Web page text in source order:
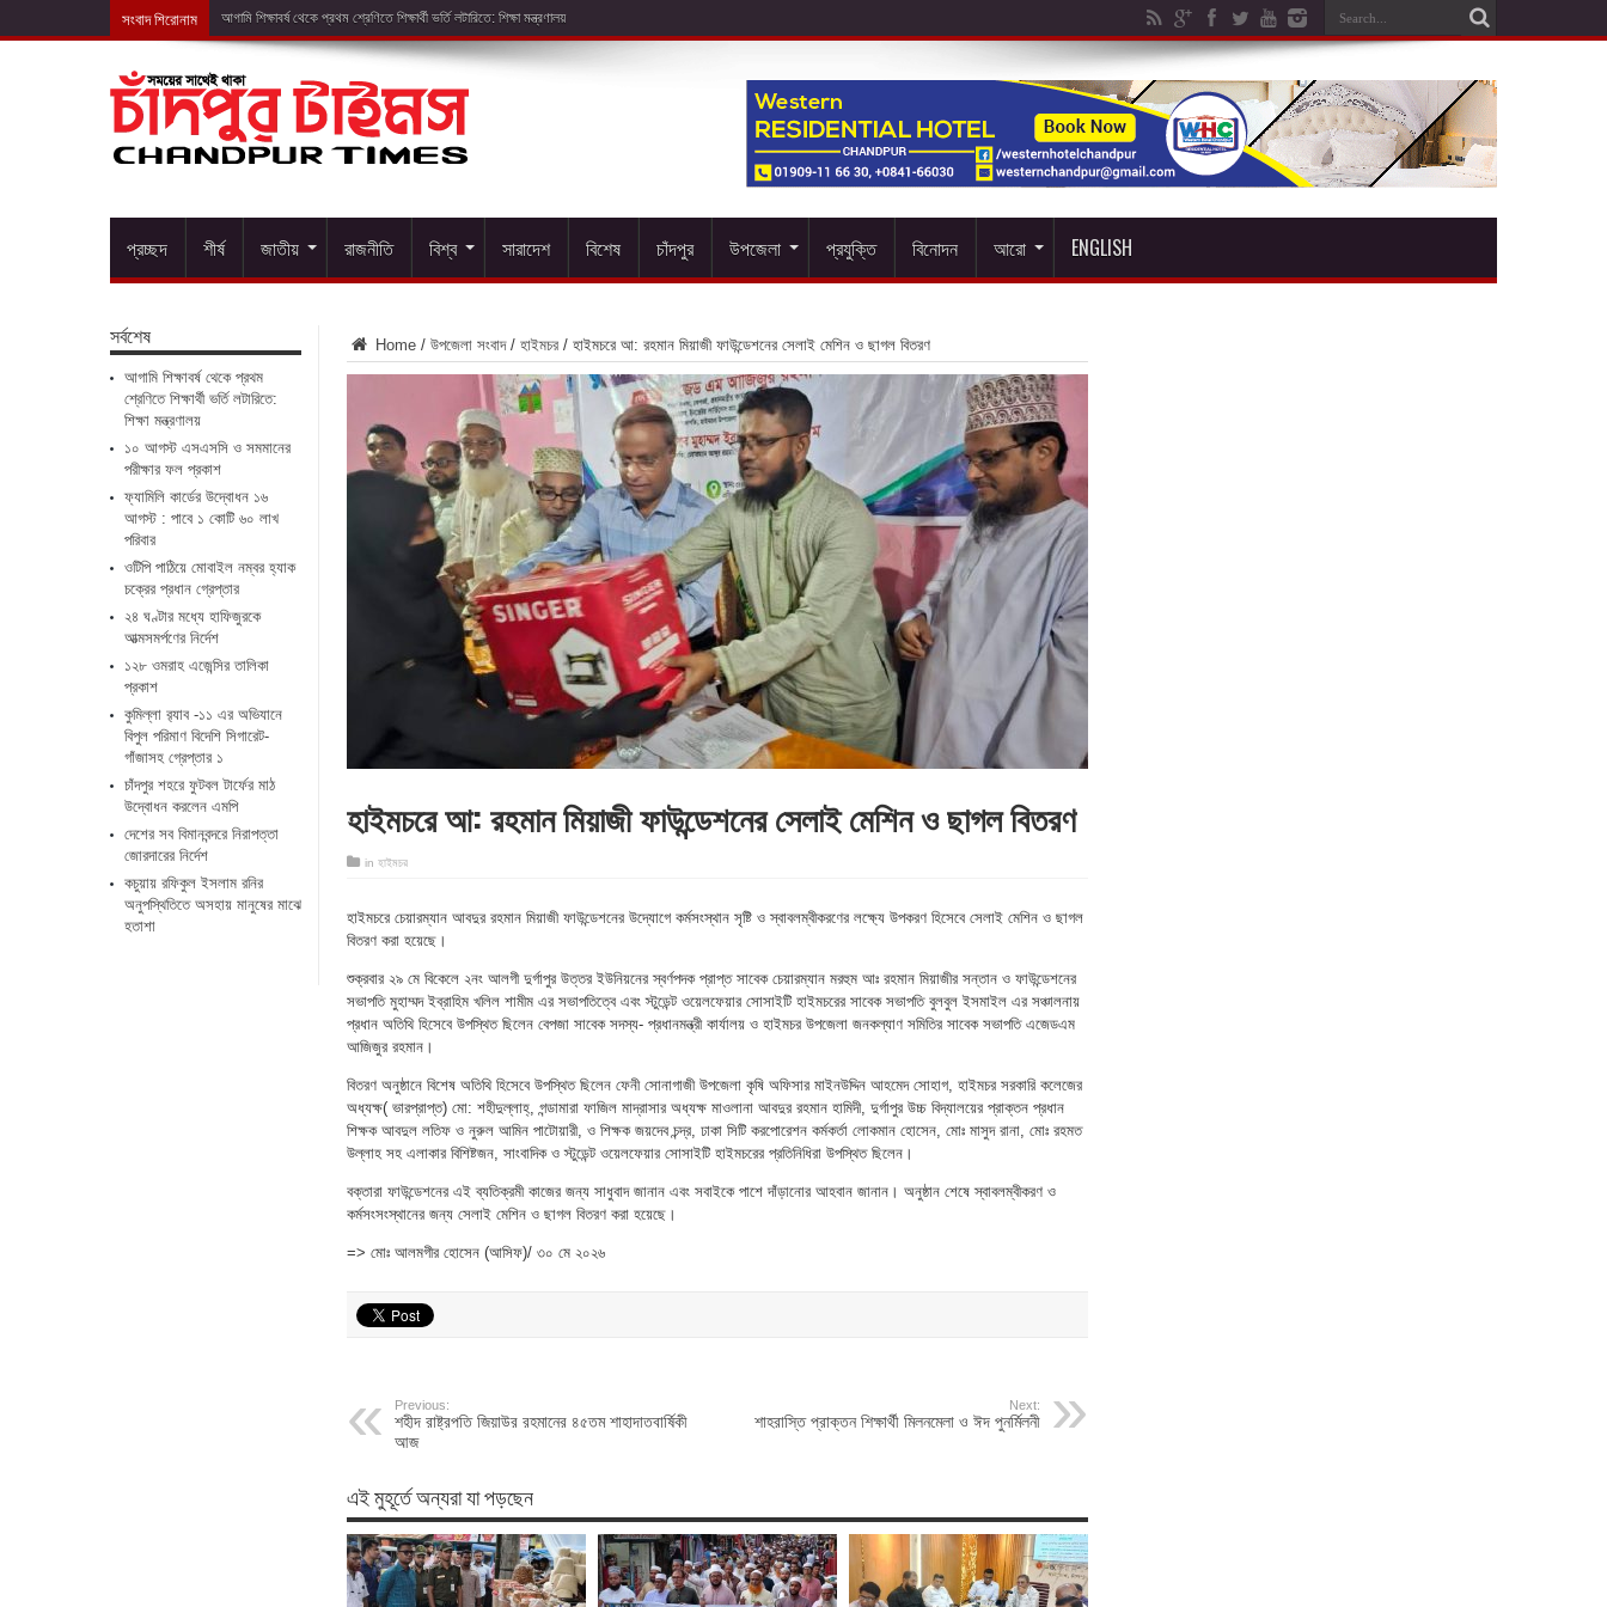
সংবাদ শিরোনাম
প্রচ্ছদ শীর্ষ জাতীয় রাজনীতি বিশ্ব সারাদেশ বিশেষ চাঁদপুর উপজেলা প্রযুক্তি বিনোদন আরো ENGLISH
Home / উপজেলা সংবাদ / হাইমচর / হাইমচরে আ: রহমান মিয়াজী ফাউন্ডেশনের সেলাই মেশিন ও ছাগল বিতরণ
হাইমচরে আ: রহমান মিয়াজী ফাউন্ডেশনের সেলাই মেশিন ও ছাগল বিতরণ
in হাইমচর
হাইমচরে চেয়ারম্যান আবদুর রহমান মিয়াজী ফাউন্ডেশনের উদ্যোগে কর্মসংস্থান সৃষ্টি ও স্বাবলম্বীকরণের লক্ষ্যে উপকরণ হিসেবে সেলাই মেশিন ও ছাগল
বিতরণ করা হয়েছে।
শুক্রবার ২৯ মে বিকেলে ২নং আলগী দুর্গাপুর উত্তর ইউনিয়নের স্বর্ণপদক প্রাপ্ত সাবেক চেয়ারম্যান মরহুম আঃ রহমান মিয়াজীর সন্তান ও ফাউন্ডেশনের
সভাপতি মুহাম্মদ ইব্রাহিম খলিল শামীম এর সভাপতিত্বে এবং স্টুডেন্ট ওয়েলফেয়ার সোসাইটি হাইমচরের সাবেক সভাপতি বুলবুল ইসমাইল এর সঞ্চালনায়
প্রধান অতিথি হিসেবে উপস্থিত ছিলেন বেপজা সাবেক সদস্য- প্রধানমন্ত্রী কার্যালয় ও হাইমচর উপজেলা জনকল্যাণ সমিতির সাবেক সভাপতি এজেডএম
আজিজুর রহমান।
বিতরণ অনুষ্ঠানে বিশেষ অতিথি হিসেবে উপস্থিত ছিলেন ফেনী সোনাগাজী উপজেলা কৃষি অফিসার মাইনউদ্দিন আহমেদ সোহাগ, হাইমচর সরকারি কলেজের
অধ্যক্ষ( ভারপ্রাপ্ত) মো: শহীদুল্লাহ্, গন্ডামারা ফাজিল মাদ্রাসার অধ্যক্ষ মাওলানা আবদুর রহমান হামিদী, দুর্গাপুর উচ্চ বিদ্যালয়ের প্রাক্তন প্রধান
শিক্ষক আবদুল লতিফ ও নুরুল আমিন পাটোয়ারী, ও শিক্ষক জয়দেব চন্দ্র, ঢাকা সিটি করপোরেশন কর্মকর্তা লোকমান হোসেন, মোঃ মাসুদ রানা, মোঃ রহমত
উল্লাহ সহ এলাকার বিশিষ্টজন, সাংবাদিক ও স্টুডেন্ট ওয়েলফেয়ার সোসাইটি হাইমচরের প্রতিনিধিরা উপস্থিত ছিলেন।
বক্তারা ফাউন্ডেশনের এই ব্যতিক্রমী কাজের জন্য সাধুবাদ জানান এবং সবাইকে পাশে দাঁড়ানোর আহবান জানান। অনুষ্ঠান শেষে স্বাবলম্বীকরণ ও
কর্মসংসংস্থানের জন্য সেলাই মেশিন ও ছাগল বিতরণ করা হয়েছে।
=> মোঃ আলমগীর হোসেন (আসিফ)/ ৩০ মে ২০২৬
Previous:
শহীদ রাষ্ট্রপতি জিয়াউর রহমানের ৪৫তম শাহাদাতবার্ষিকী
আজ
Next:
শাহরাস্তি প্রাক্তন শিক্ষার্থী মিলনমেলা ও ঈদ পুনর্মিলনী
এই মুহূর্তে অন্যরা যা পড়ছেন
সর্বশেষ
আগামি শিক্ষাবর্ষ থেকে প্রথম
শ্রেণিতে শিক্ষার্থী ভর্তি লটারিতে:
শিক্ষা মন্ত্রণালয়
১০ আগস্ট এসএসসি ও সমমানের
পরীক্ষার ফল প্রকাশ
ফ্যামিলি কার্ডের উদ্বোধন ১৬
আগস্ট : পাবে ১ কোটি ৬০ লাখ
পরিবার
ওটিপি পাঠিয়ে মোবাইল নম্বর হ্যাক
চক্রের প্রধান গ্রেপ্তার
২৪ ঘণ্টার মধ্যে হাফিজুরকে
আত্মসমর্পণের নির্দেশ
১২৮ ওমরাহ এজেন্সির তালিকা
প্রকাশ
কুমিল্লা র‌্যাব -১১ এর অভিযানে
বিপুল পরিমাণ বিদেশি সিগারেট-
গাঁজাসহ গ্রেপ্তার ১
চাঁদপুর শহরে ফুটবল টার্ফের মাঠ
উদ্বোধন করলেন এমপি
দেশের সব বিমানবন্দরে নিরাপত্তা
জোরদারের নির্দেশ
কচুয়ায় রফিকুল ইসলাম রনির
অনুপস্থিতিতে অসহায় মানুষের মাঝে
হতাশা